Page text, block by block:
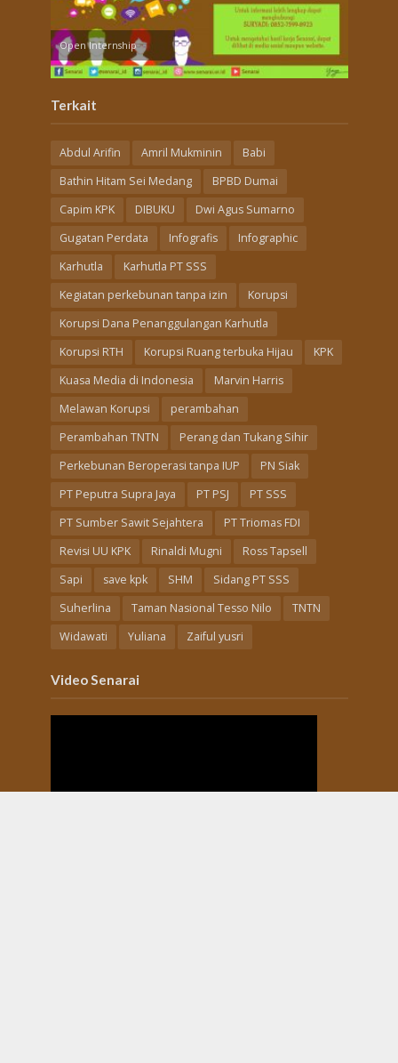
Open Internship
Terkait
Abdul Arifin Amril Mukminin
Babi
Bathin Hitam Sei Medang
BPBD Dumai
Capim KPK
DIBUKU
Dwi Agus Sumarno
Gugatan Perdata
Infografis
Infographic
Karhutla
Karhutla PT SSS
Kegiatan perkebunan tanpa izin
Korupsi
Korupsi Dana Penanggulangan Karhutla
Korupsi RTH
Korupsi Ruang terbuka Hijau
KPK
Kuasa Media di Indonesia
Marvin Harris
Melawan Korupsi
perambahan
Perambahan TNTN
Perang dan Tukang Sihir
Perkebunan Beroperasi tanpa IUP
PN Siak
PT Peputra Supra Jaya
PT PSJ
PT SSS
PT Sumber Sawit Sejahtera
PT Triomas FDI
Revisi UU KPK
Rinaldi Mugni
Ross Tapsell
Sapi
save kpk SHM
Sidang PT SSS
Suherlina
Taman Nasional Tesso Nilo
TNTN
Widawati
Yuliana Zaiful yusri
Video Senarai